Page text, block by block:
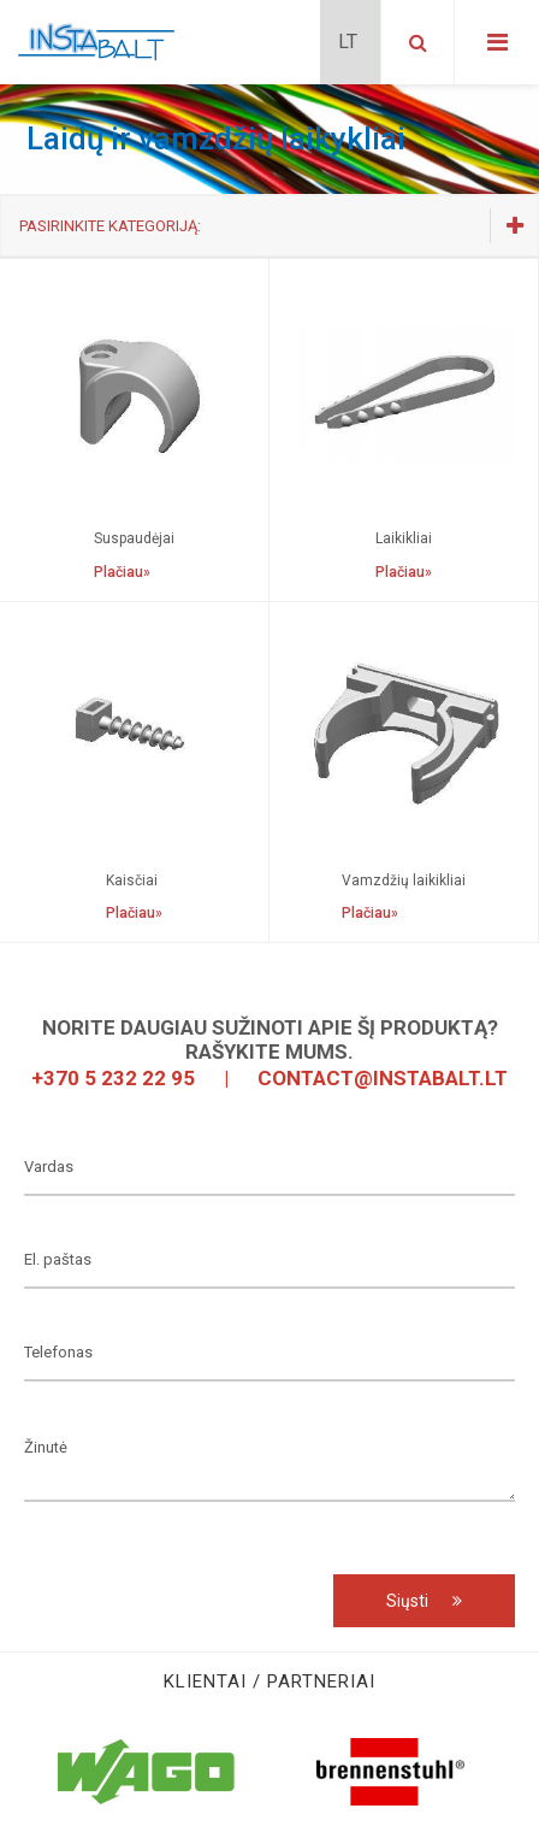
Laidų ir vamzdžių laikykliai
PASIRINKITE KATEGORIJĄ:
Laidų ir vamzdžių laikykliai
Kabelių kanalų sistema
Elektros lizdai ir jungikliai
Suspaudėjai
Plačiau»
Laikikliai
Plačiau»
Kaisčiai
Plačiau»
Vamzdžių laikikliai
Plačiau»
NORITE DAUGIAU SUŽINOTI APIE ŠĮ PRODUKTĄ?
RAŠYKITE MUMS.
+370 5 232 22 95
| CONTACT@INSTABALT.LT
Siųsti
KLIENTAI / PARTNERIAI